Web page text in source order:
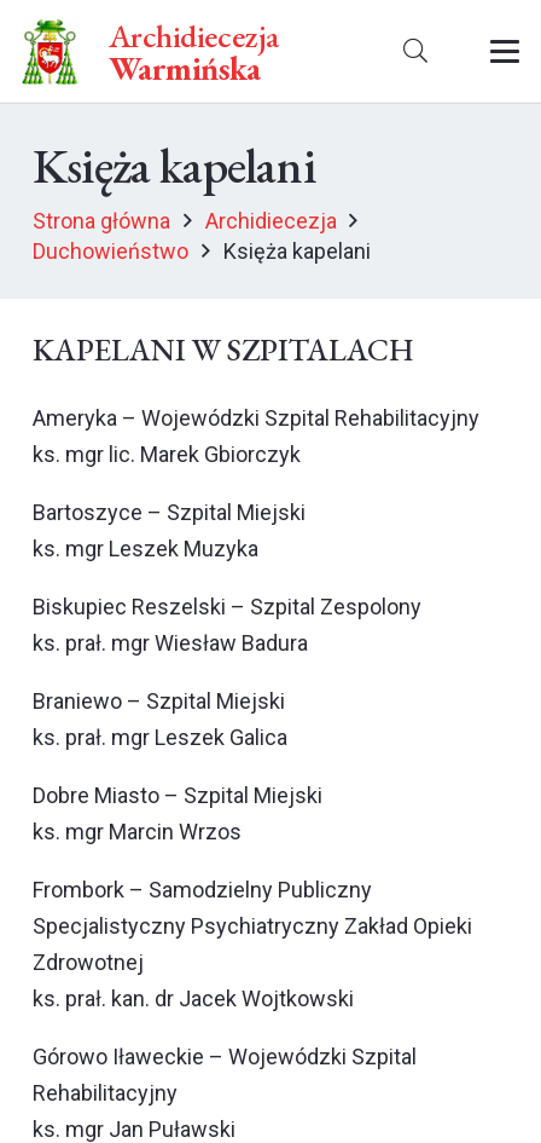
Archidiecezja
Warmińska
Księża kapelani
Strona główna
Archidiecezja
Duchowieństwo
Księża kapelani
KAPELANI W SZPITALACH
Ameryka – Wojewódzki Szpital Rehabilitacyjny
ks. mgr lic. Marek Gbiorczyk
Bartoszyce – Szpital Miejski
ks. mgr Leszek Muzyka
Biskupiec Reszelski – Szpital Zespolony
ks. prał. mgr Wiesław Badura
Braniewo – Szpital Miejski
ks. prał. mgr Leszek Galica
Dobre Miasto – Szpital Miejski
ks. mgr Marcin Wrzos
Frombork – Samodzielny Publiczny
Specjalistyczny Psychiatryczny Zakład Opieki
Zdrowotnej
ks. prał. kan. dr Jacek Wojtkowski
Górowo Iławeckie – Wojewódzki Szpital
Rehabilitacyjny
ks. mgr Jan Puławski